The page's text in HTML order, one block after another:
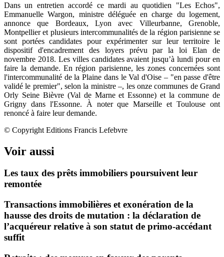
Dans un entretien accordé ce mardi au quotidien "Les Echos",
Emmanuelle Wargon, ministre déléguée en charge du logement,
annonce que Bordeaux, Lyon avec Villeurbanne, Grenoble,
Montpellier et plusieurs intercommunalités de la région parisienne se
sont portées candidates pour expérimenter sur leur territoire le
dispositif d'encadrement des loyers prévu par la loi Elan de
novembre 2018. Les villes candidates avaient jusqu’à lundi pour en
faire la demande. En région parisienne, les zones concernées sont
l'intercommunalité de la Plaine dans le Val d'Oise – "en passe d'être
validé le premier", selon la ministre –, les onze communes de Grand
Orly Seine Bièvre (Val de Marne et Essonne) et la commune de
Grigny dans l'Essonne. À noter que Marseille et Toulouse ont
renoncé à faire leur demande.
© Copyright Editions Francis Lefebvre
Voir aussi
Les taux des prêts immobiliers poursuivent leur
remontée
Transactions immobilières et exonération de la
hausse des droits de mutation : la déclaration de
l’acquéreur relative à son statut de primo-accédant
suffit